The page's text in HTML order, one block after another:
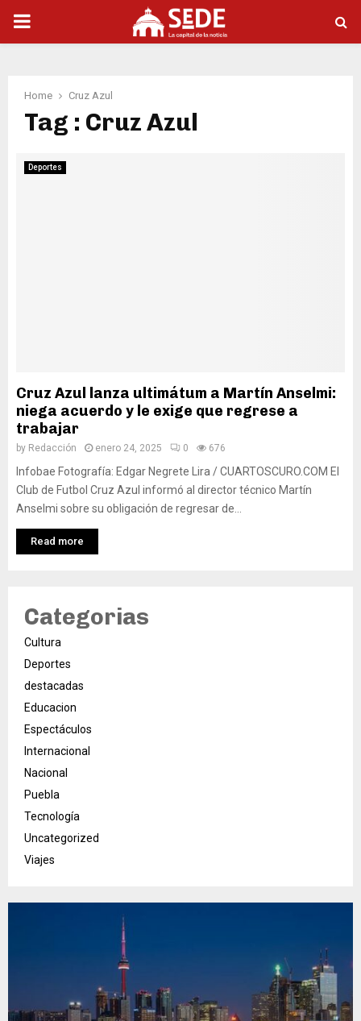
PRIMARY
Home Cruz Azul
Tag : Cruz Azul
Deportes
Cruz Azul lanza ultimátum a Martín Anselmi:
niega acuerdo y le exige que regrese a
trabajar
by Redacción enero 24, 2025 0 676
Infobae Fotografía: Edgar Negrete Lira / CUARTOSCURO.COM El
Club de Futbol Cruz Azul informó al director técnico Martín
Anselmi sobre su obligación de regresar de...
Read more
Categorias
Cultura
Deportes
destacadas
Educacion
Espectáculos
Internacional
Nacional
Puebla
Tecnología
Uncategorized
Viajes